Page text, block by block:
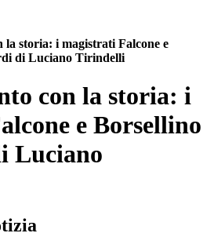
la storia: i magistrati Falcone e
di Luciano Tirindelli
con la storia: i
e Borsellino
Luciano